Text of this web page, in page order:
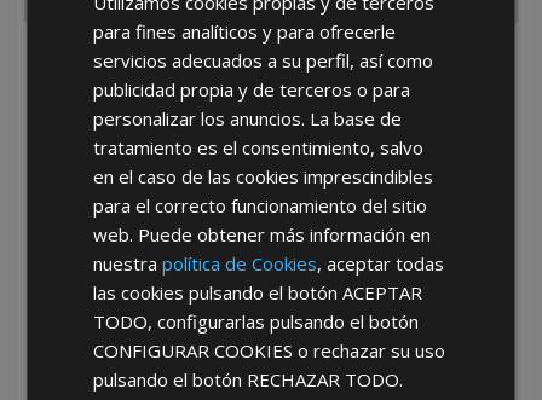
He leído y acepto la Política de Privacidad
*Abstenerse particulares, sólo venta a tiendas y empresas minoristas y
para fines analíticos y para ofrecerle
servicios adecuados a su perfil, así como
publicidad propia y de terceros o para
personalizar los anuncios. La base de
tratamiento es el consentimiento, salvo
en el caso de las cookies imprescindibles
para el correcto funcionamiento del sitio
web. Puede obtener más información en
nuestrapolítica de Cookies, aceptar todas
las cookies pulsando el botónACEPTAR
TODO, configurarlas pulsando el botón
CONFIGURAR COOKIES o rechazar su uso
pulsando el botón RECHAZAR TODO.